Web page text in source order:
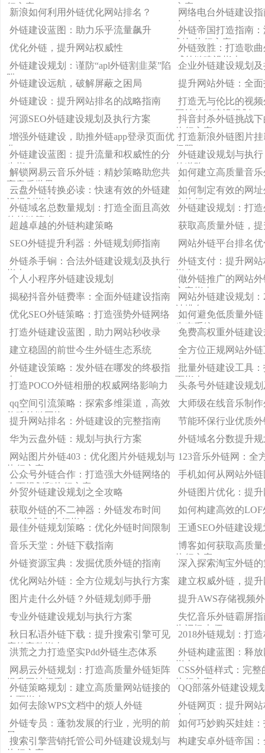
行方案
方案
新浪如何利用外链优化网站排名？
网络电台外链建设
力
外链建设蓝图：助力乐乎流量飙升
外链帝国打造指南
划与执行方案
优化外链，提升网站权威性
外链致胜：打造歌
威外链建设指南
外链建设规划：谨防“apl外链割韭菜”陷
阱
企业外链建设规划
外链建设远航，破解屏蔽之困局
提升网站外链：全
外链建设：提升网站排名的战略指南
打造无与伦比的视
网站外链建设规划
河源SEO外链建设规划及执行方案
抖音封杀外链挑战
执行方案
增强外链建设，助推外链app登录页面优
化
打造新浪外链图片
极限
外链建设蓝图：提升流量和权威性的分
步指南
外链建设规划与执
的道路
解锁网易云音乐外链：精妙策略助您共
享音乐世界
如何建立高质量音
名
云盘外链转换必读：快速有效的外链建
设规划指南
如何制定有效的网
步执行
外链域名总数量规划：打造全面且高效
的外链策略
外链建设规划：打
超越卓越的外链构建策略
获取高质量外链，
SEO外链提升利器：外链规划师指南
网站外链平台排名
外链杀手锏：合法外链建设规划及执行
指南
外链支付：提升网
指南
个人小程序外链建设规划
做外链推广的网站
方案指南
揭秘抖音外链费率：全面外链建设指南
网站外链建设规划
站排名
优化SEO外链策略：打造强势外链网络
如何避免低质量外
生态系统
打造外链建设蓝图，助力网站秒收录
免费高权重外链建
建立稳固的前世今生外链生态系统
全方位正规网站外
南
外链建设策略：发外链在哪发的终极指
南
批量外链建设工具
面指南
打造POCO外链相册的权威网络影响力
头条号外链建设规
qq空间引流策略：探索多维渠道，高效
构建外链网络
大师级在线音乐制
提升网站排名：外链建设的完整指南
节能环保行业优质
华为云盘外链：规划与执行方案
外链域名分数提升
网站图片外链403：优化图片外链规划与
执行方案
123音乐外链网：全
公众号外链合作：打造强大外链网络的
全面规划和执行方案
手机如何从网站外
外贸外链建设规划之全攻略
外链图片优化：提
获取外链的不二神器：外链发布时间
App规划与执行指南
如何构建高效的
最佳外链规划策略：优化外链时间限制
王通SEO外链建设
音乐天堂：外链下载指南
博客如何获取高质
执行方案
外链资源宝典：发掘优质外链的指南
深入探索淘宝外链
优化网站外链：全方位规划与执行方案
建立权威外链，提
图片走什么外链？外链规划师手册
提升AWS存储视频
专业外链建设规划与执行方案
失忆音乐外链霸屏
为记忆大师
秋日私语外链下载：提升搜索引擎可见
度的完整指南
2018外链规划：打
洪荒之力打造坚实Pdd外链生态体系
外链构建蓝图：释
指南
网易云外链规划：打造高质量外链矩阵
提升网站权重
CSS外链样式：完
执行方案
外链策略规划：建立高质量网站链接的
全面指南
QQ部落外链建设规
如何去除WPS文档中的烦人外链
外链网页：提升网
南
外链专员：蓬勃发展的行业，光明的前
景
如何巧妙购买娃娃
搜索引擎营销托管公司外链建设规划与
构建安卓外链帝国